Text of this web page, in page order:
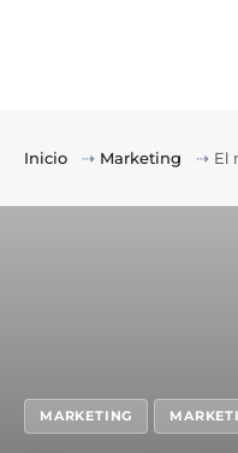
Inicio ⇢ Marketing ⇢ El
MARKETING